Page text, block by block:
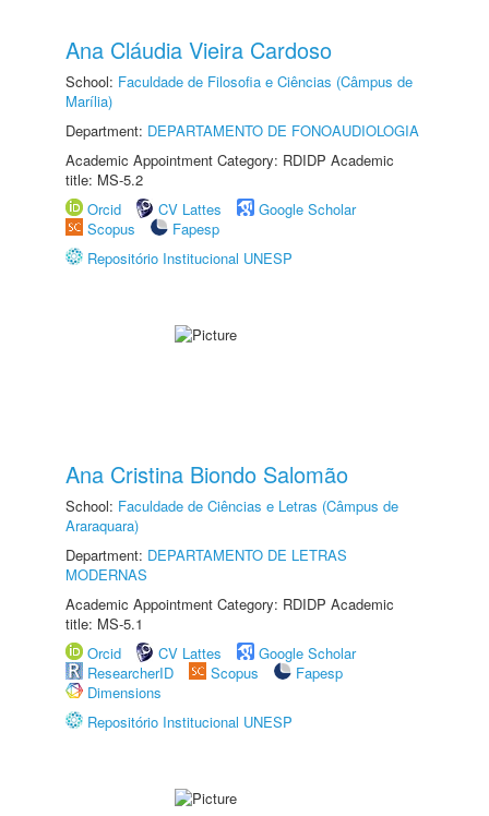
Ana Cláudia Vieira Cardoso
School: Faculdade de Filosofia e Ciências (Câmpus de
Marília)
Department: DEPARTAMENTO DE FONOAUDIOLOGIA
Academic Appointment Category: RDIDP Academic
title: MS-5.2
Orcid
CV Lattes
Google Scholar
Scopus
Fapesp
Repositório Institucional UNESP
Ana Cristina Biondo Salomão
School: Faculdade de Ciências e Letras (Câmpus de
Araraquara)
Department: DEPARTAMENTO DE LETRAS
MODERNAS
Academic Appointment Category: RDIDP Academic
title: MS-5.1
Orcid
CV Lattes
Google Scholar
ResearcherID
Scopus
Fapesp
Dimensions
Repositório Institucional UNESP